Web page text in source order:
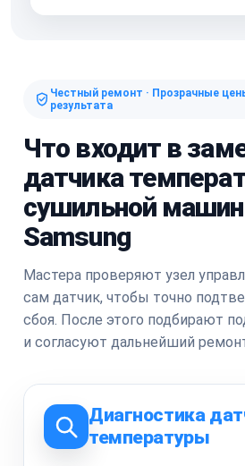
Честный ремонт · Прозрачные
результата
Что входит в
датчика
сушильной
Samsung
Мастера проверяют узел
сам датчик, чтобы точно
сбоя. После этого подбирают
и согласуют дальнейший
Диагностика
температуры